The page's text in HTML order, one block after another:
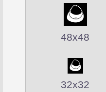
48x48
32x32